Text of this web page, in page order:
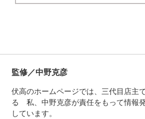
監修／中野克彦
伏高のホームページでは、三代目店主
る 私、中野克彦が責任をもって情報
しています。